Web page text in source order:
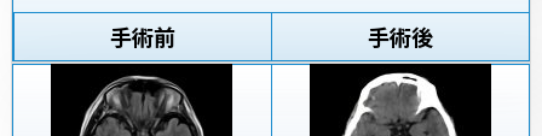
手術前
手術後